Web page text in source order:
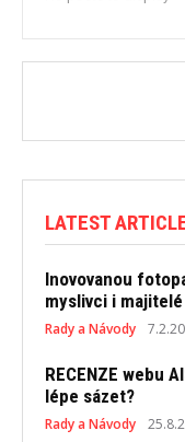
LATEST
Inovovanou
myslivci i
Rady a Návody
RECENZE webu
lépe sázet?
Rady a Návody